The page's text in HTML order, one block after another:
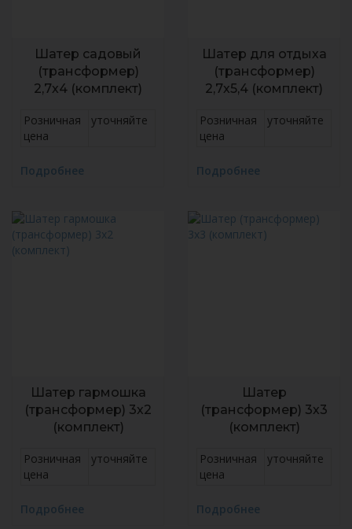
Шатер садовый
(трансформер)
2,7х4 (комплект)
Розничная
цена
уточняйте
Подробнее
Шатер для отдыха
(трансформер)
2,7х5,4 (комплект)
Розничная
цена
уточняйте
Подробнее
Шатер гармошка
(трансформер) 3х2
(комплект)
Розничная
цена
уточняйте
Подробнее
Шатер
(трансформер) 3х3
(комплект)
Розничная
цена
уточняйте
Подробнее